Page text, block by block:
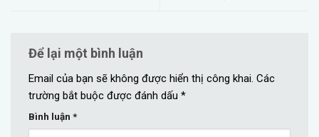
Để lại một bình luận
Email của bạn sẽ không được hiển thị công khai. Các
trường bắt buộc được đánh dấu *
Bình luận *